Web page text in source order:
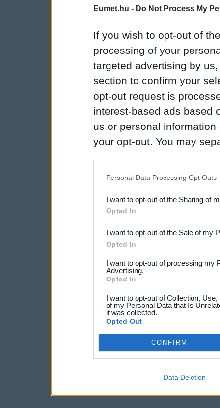
Eumet.hu - Do Not Process My
If you wish to opt-out of
processing of your
targeted advertising by
section to confirm your
opt-out request is
interest-based ads based
us or personal
your opt-out. You may
Downstream Participants
third parties.
Personal Data Processing Opt Outs
I want to opt-out of the Sharing of
Opted In
I want to opt-out of the Sale of my
Opted In
I want to opt-out of processing my
Advertising.
Opted In
I want to opt-out of Collection,
of my Personal Data that Is
it was collected.
Opted Out
CONFIRM
Data Deletion